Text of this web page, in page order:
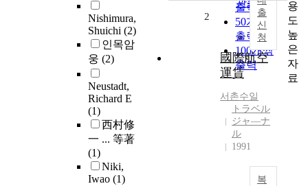
Nishimura,
Shuichi (2)
인목암
웅 (2)
Neustadt,
Richard E
(1)
西村修
一 ... 等著
(1)
Niki,
Iwao (1)
관순
출력
50개씩
출력
100개씩
출력
출
신
청
2
國際航空
運賃
서촌수일
トラベル
ジャ―ナ
ル
1991
복
용
도
높
은
자
료